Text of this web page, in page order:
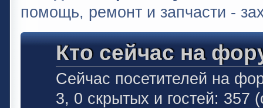
помощь, ремонт и запчасти -
Кто сейчас на
Сейчас посетителей на
3, 0 скрытых и гостей: 357